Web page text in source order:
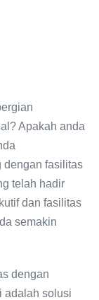
Apakah anda
dengan fasilitas
telah hadir
dan fasilitas
semakin
dengan
adalah solusi